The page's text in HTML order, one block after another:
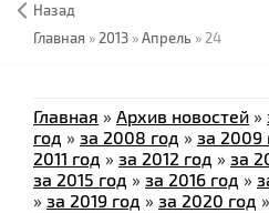
Назад
Главная » 2013 »Апрель » 24
Главная » Архив новостей »
год » за 2008 год » за 2009
2011 год » за 2012 год » за
за 2015 год » за 2016 год »
» за 2019 год » за 2020 год »